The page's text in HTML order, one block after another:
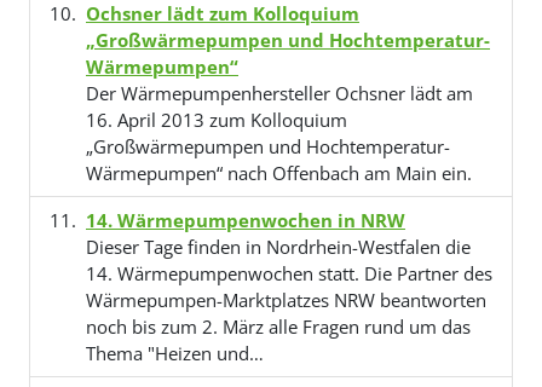
Ochsner lädt zum Kolloquium
„Großwärmepumpen und Hochtemperatur-
Wärmepumpen“
Der Wärmepumpenhersteller Ochsner lädt am
16. April 2013 zum Kolloquium
„Großwärmepumpen und Hochtemperatur-
Wärmepumpen“ nach Offenbach am Main ein.
14. Wärmepumpenwochen in NRW
Dieser Tage finden in Nordrhein-Westfalen die
14. Wärmepumpenwochen statt. Die Partner des
Wärmepumpen-Marktplatzes NRW beantworten
noch bis zum 2. März alle Fragen rund um das
Thema "Heizen und…